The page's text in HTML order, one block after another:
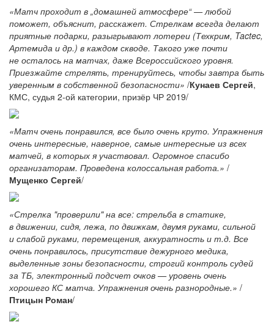
«Матч проходит в „домашней атмосфере“ — любой
поможет, объяснит, расскажет. Стрелкам всегда делают
приятные подарки, разыгрывают лотереи (Техкрим, Tactec,
Артемида и др.) в каждом скводе. Такого уже почти
не осталось на матчах, даже Всероссийского уровня.
Приезжайте стрелять, тренируйтесь, чтобы завтра быть
уверенным в собственной безопасности» /Кунаев Сергей,
КМС, судья 2-ой категории, призёр ЧР 2019/
«Матч очень понравился, все было очень круто. Упражнения
очень интересные, наверное, самые интересные из всех
матчей, в которых я участвовал. Огромное спасибо
организаторам. Проведена колоссальная работа.» /
Мущенко Сергей/
«Стрелка "проверили" на все: стрельба в статике,
в движении, сидя, лежа, по движкам, двумя руками, сильной
и слабой руками, перемещения, аккуратность и т.д. Все
очень понравилось, присутствие дежурного медика,
выделенные зоны безопасности, строгий контроль судей
за ТБ, электронный подсчет очков — уровень очень
хорошего КС матча. Упражнения очень разнородные.» /
Птицын Роман/